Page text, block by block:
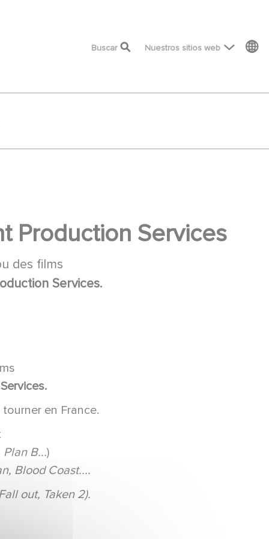
top menu
Buscar Nuestros sitios web
Production Services
des films
Services.
en France.
B...)
Blood Coast....
out, Taken 2).